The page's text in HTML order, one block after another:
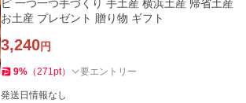
ピ 一つ一つ手づくり 手土産 横浜土産 帰省土産
お土産 プレゼント 贈り物 ギフト
3,240円
9% （271pt） 要エントリー
発送日情報なし